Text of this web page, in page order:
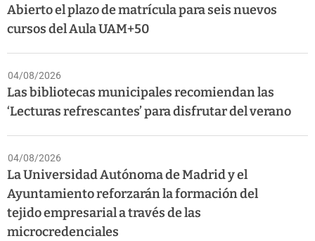
Abierto el plazo de matrícula para seis nuevos
cursos del Aula UAM+50
04/08/2026
Las bibliotecas municipales recomiendan las
‘Lecturas refrescantes’ para disfrutar del verano
04/08/2026
La Universidad Autónoma de Madrid y el
Ayuntamiento reforzarán la formación del
tejido empresarial a través de las
microcredenciales